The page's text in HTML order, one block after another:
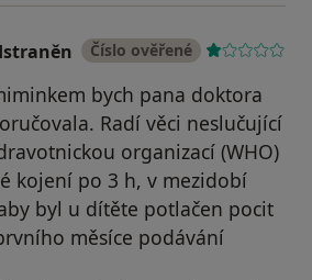
Číslo ověřené
bych pana doktora
Radí věci neslučující
organizací (WHO)
kojení po 3 h, v mezidobí
byl u dítěte potlačen pocit
měsíce podávání